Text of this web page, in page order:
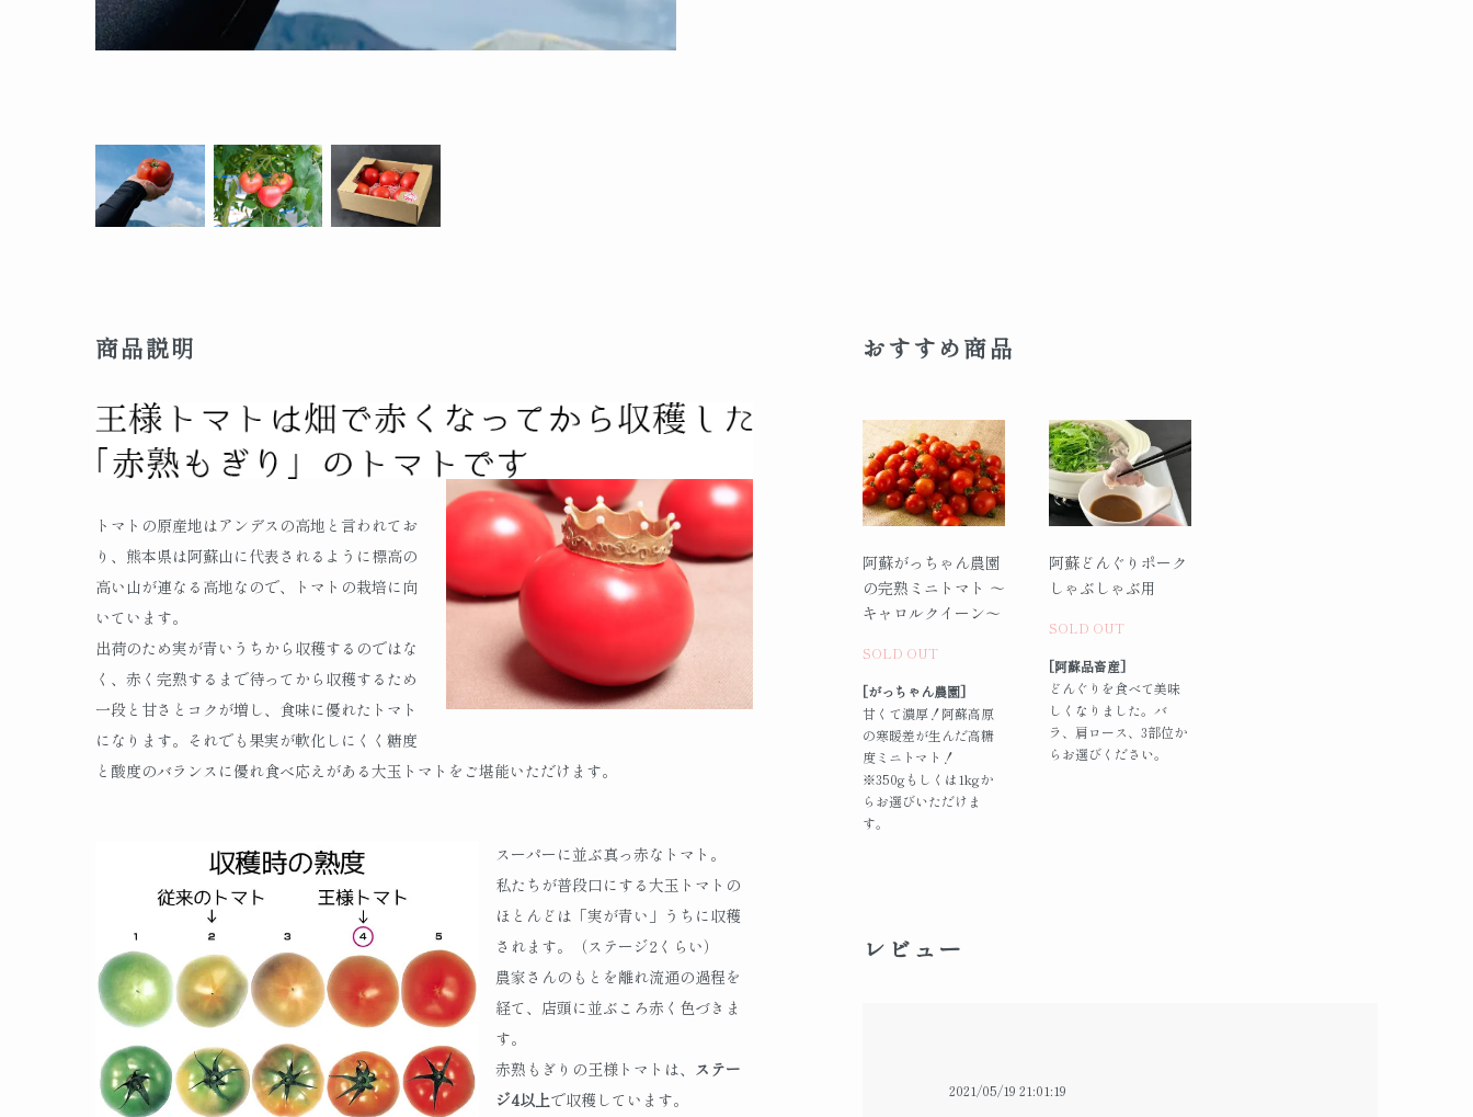
商品説明
トマトの原産地はアンデスの高地と言われてお
り、熊本県は阿蘇山に代表されるように標高の
高い山が連なる高地なので、トマトの栽培に向
いています。
出荷のため実が青いうちから収穫するのではな
く、赤く完熟するまで待ってから収穫するため
一段と甘さとコクが増し、食味に優れたトマト
になります。それでも果実が軟化しにくく糖度
と酸度のバランスに優れ食べ応えがある大玉トマトをご堪能いただけます。
スーパーに並ぶ真っ赤なトマト。
私たちが普段口にする大玉トマトの
ほとんどは「実が青い」うちに収穫
されます。（ステージ2くらい）
農家さんのもとを離れ流通の過程を
経て、店頭に並ぶころ赤く色づきま
す。
赤熟もぎりの王様トマトは、 ステー
ジ4以上で収穫しています。
おすすめ商品
阿蘇がっちゃん農園
の完熟ミニトマト ～
キャロルクイーン～
SOLD OUT
[がっちゃん農園]
甘くて濃厚！阿蘇高原
の寒暖差が生んだ高糖
度ミニトマト！
※350gもしくは1kgか
らお選びいただけま
す。
阿蘇どんぐりポーク
しゃぶしゃぶ用
SOLD OUT
[阿蘇品畜産]
どんぐりを食べて美味
しくなりました。バ
ラ、肩ロース、3部位か
らお選びください。
レビュー
2021/05/19 21:01:19